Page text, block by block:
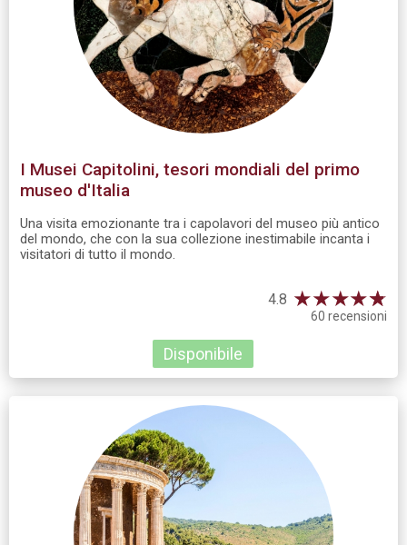
I Musei Capitolini, tesori mondiali del primo
museo d'Italia
Una visita emozionante tra i capolavori del museo più antico
del mondo, che con la sua collezione inestimabile incanta i
visitatori di tutto il mondo.
4.8 ★★★★☆
★
60 recensioni
Disponibile